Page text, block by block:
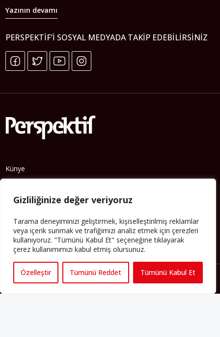
Gizliliğinize değer veriyoruz
Tarama deneyiminizi geliştirmek, kişiselleştirilmiş reklamlar
veya içerik sunmak ve trafiğimizi analiz etmek için çerezleri
kullanıyoruz. "Tümünü Kabul Et" seçeneğine tıklayarak
çerez kullanımımızı kabul etmiş olursunuz.
Özelleştir Tümünü Reddet Tümünü Kabul Et
Yazının devamı
PERSPEKTIF’I SOSYAL MEDYADA TAKIP EDEBILIRSINIZ
Künye
Abonelik
Hakkımızda
İş İlanları
Erişilebilirlik
Copyright 2025 perspektif.eu.Yayınlanan haber, yazı ve
görsellerin tüm hakları Perspektif web sitesine aittir. İzin